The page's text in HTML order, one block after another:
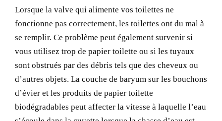
Lorsque la valve qui alimente vos toilettes ne
fonctionne pas correctement, les toilettes ont du mal à
se remplir. Ce problème peut également survenir si
vous utilisez trop de papier toilette ou si les tuyaux
sont obstrués par des débris tels que des cheveux ou
d’autres objets. La couche de baryum sur les bouchons
d’évier et les produits de papier toilette
biodégradables peut affecter la vitesse à laquelle l’eau